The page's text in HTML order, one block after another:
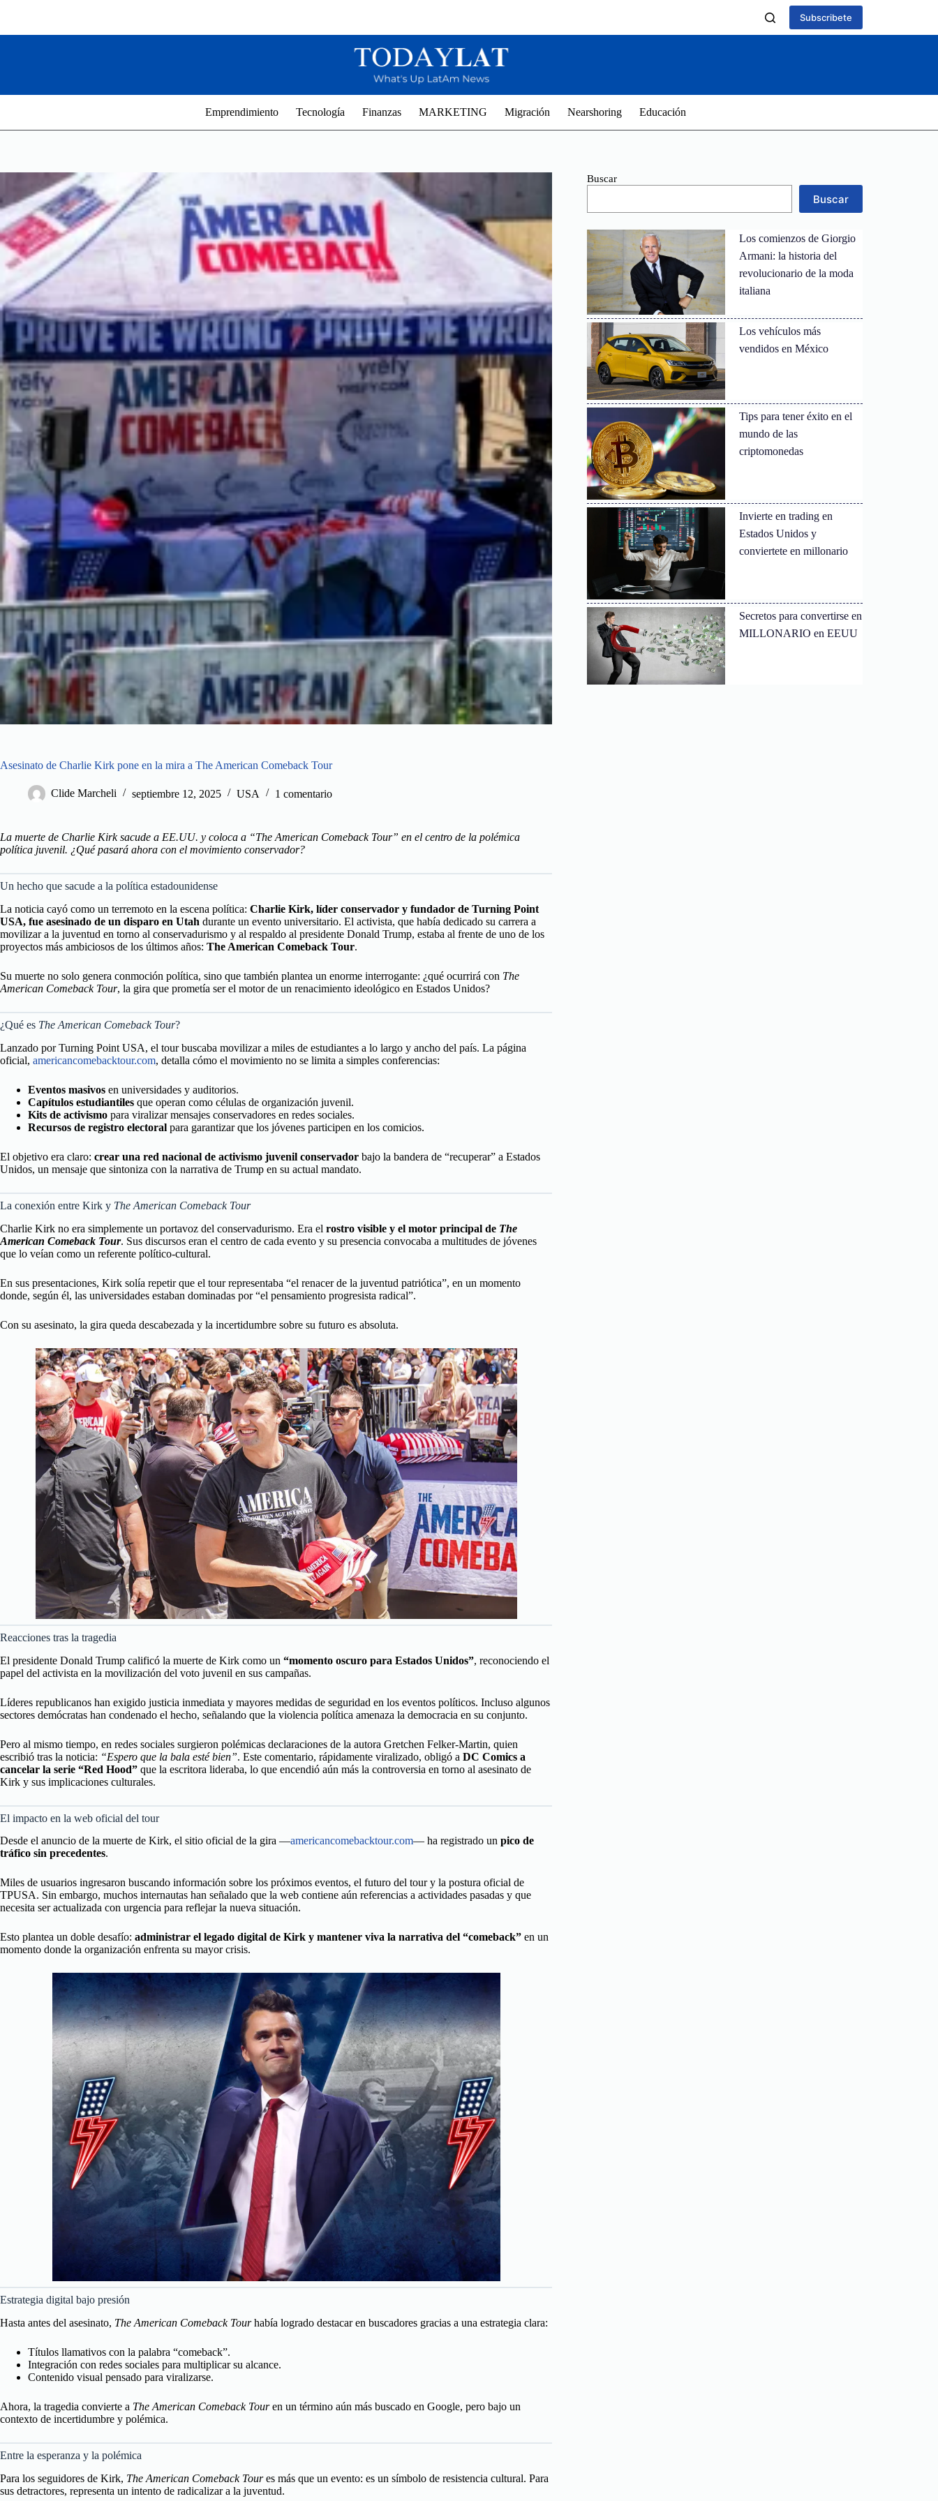
Subscribete
Emprendimiento Tecnología Finanzas MARKETING Migración Nearshoring Educación
Asesinato de Charlie Kirk pone en la mira a The American Comeback Tour
Clide Marcheli septiembre 12, 2025 USA 1 comentario
La muerte de Charlie Kirk sacude a EE.UU. y coloca a “The American Comeback Tour” en el centro de la polémica
política juvenil. ¿Qué pasará ahora con el movimiento conservador?
Un hecho que sacude a la política estadounidense
La noticia cayó como un terremoto en la escena política: Charlie Kirk, líder conservador y fundador de Turning Point
USA, fue asesinado de un disparo en Utah durante un evento universitario. El activista, que había dedicado su carrera a
movilizar a la juventud en torno al conservadurismo y al respaldo al presidente Donald Trump, estaba al frente de uno de los
proyectos más ambiciosos de los últimos años: The American Comeback Tour.
Su muerte no solo genera conmoción política, sino que también plantea un enorme interrogante: ¿qué ocurrirá con The
American Comeback Tour, la gira que prometía ser el motor de un renacimiento ideológico en Estados Unidos?
¿Qué es The American Comeback Tour?
Lanzado por Turning Point USA, el tour buscaba movilizar a miles de estudiantes a lo largo y ancho del país. La página
oficial, americancomebacktour.com, detalla cómo el movimiento no se limita a simples conferencias:
Eventos masivos en universidades y auditorios.
Capítulos estudiantiles que operan como células de organización juvenil.
Kits de activismo para viralizar mensajes conservadores en redes sociales.
Recursos de registro electoral para garantizar que los jóvenes participen en los comicios.
El objetivo era claro: crear una red nacional de activismo juvenil conservador bajo la bandera de “recuperar” a Estados
Unidos, un mensaje que sintoniza con la narrativa de Trump en su actual mandato.
La conexión entre Kirk y The American Comeback Tour
Charlie Kirk no era simplemente un portavoz del conservadurismo. Era el rostro visible y el motor principal de The
American Comeback Tour. Sus discursos eran el centro de cada evento y su presencia convocaba a multitudes de jóvenes
que lo veían como un referente político-cultural.
En sus presentaciones, Kirk solía repetir que el tour representaba “el renacer de la juventud patriótica”, en un momento
donde, según él, las universidades estaban dominadas por “el pensamiento progresista radical”.
Con su asesinato, la gira queda descabezada y la incertidumbre sobre su futuro es absoluta.
Reacciones tras la tragedia
El presidente Donald Trump calificó la muerte de Kirk como un “momento oscuro para Estados Unidos”, reconociendo el
papel del activista en la movilización del voto juvenil en sus campañas.
Líderes republicanos han exigido justicia inmediata y mayores medidas de seguridad en los eventos políticos. Incluso algunos
sectores demócratas han condenado el hecho, señalando que la violencia política amenaza la democracia en su conjunto.
Pero al mismo tiempo, en redes sociales surgieron polémicas declaraciones de la autora Gretchen Felker-Martin, quien
escribió tras la noticia: “Espero que la bala esté bien”. Este comentario, rápidamente viralizado, obligó a DC Comics a
cancelar la serie “Red Hood” que la escritora lideraba, lo que encendió aún más la controversia en torno al asesinato de
Kirk y sus implicaciones culturales.
El impacto en la web oficial del tour
Desde el anuncio de la muerte de Kirk, el sitio oficial de la gira —americancomebacktour.com— ha registrado un pico de
tráfico sin precedentes.
Miles de usuarios ingresaron buscando información sobre los próximos eventos, el futuro del tour y la postura oficial de
TPUSA. Sin embargo, muchos internautas han señalado que la web contiene aún referencias a actividades pasadas y que
necesita ser actualizada con urgencia para reflejar la nueva situación.
Esto plantea un doble desafío: administrar el legado digital de Kirk y mantener viva la narrativa del “comeback” en un
momento donde la organización enfrenta su mayor crisis.
Estrategia digital bajo presión
Hasta antes del asesinato, The American Comeback Tourhabía logrado destacar en buscadores gracias a una estrategia clara:
Títulos llamativos con la palabra “comeback”.
Integración con redes sociales para multiplicar su alcance.
Contenido visual pensado para viralizarse.
Ahora, la tragedia convierte a The American Comeback Touren un término aún más buscado en Google, pero bajo un
contexto de incertidumbre y polémica.
Entre la esperanza y la polémica
Para los seguidores de Kirk, The American Comeback Toures más que un evento: es un símbolo de resistencia cultural. Para
sus detractores, representa un intento de radicalizar a la juventud.
Buscar
Buscar
Los comienzos de Giorgio
Armani: la historia del
revolucionario de la moda
italiana
Los vehículos más
vendidos en México
Tips para tener éxito en el
mundo de las
criptomonedas
Invierte en trading en
Estados Unidos y
conviertete en millonario
Secretos para convertirse en
MILLONARIO en EEUU